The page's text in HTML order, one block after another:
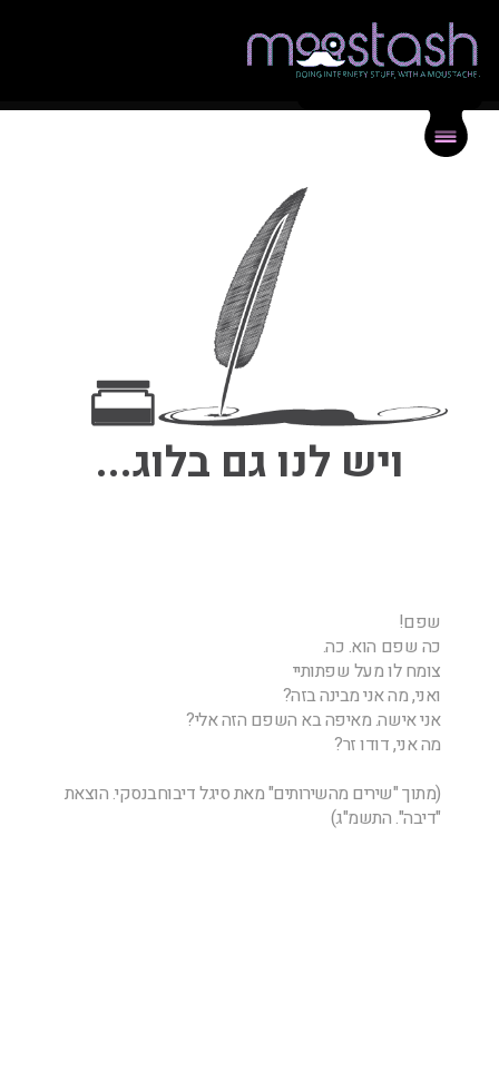
שפם!
כה שפם הוא. כה.
צומח לו מעל שפתותיי
ואני, מה אני מבינה בזה?
אני אישה. מאיפה בא השפם הזה אלי?
מה אני, דודו זר?
(מתוך "שירים מהשירותים" מאת סיגל דיבוחבנסקי. הוצאת
"דיבה". התשמ"ג)
ויש לנו גם בלוג...
{ בלוג }
צור קשר